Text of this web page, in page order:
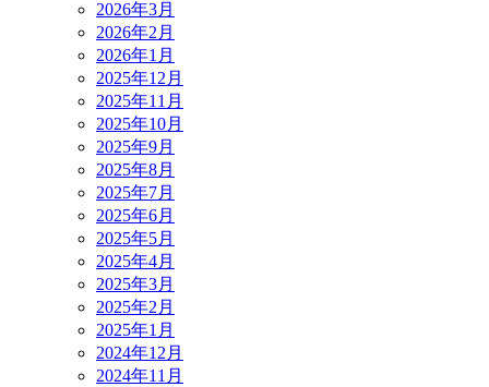
2026年3月
2026年2月
2026年1月
2025年12月
2025年11月
2025年10月
2025年9月
2025年8月
2025年7月
2025年6月
2025年5月
2025年4月
2025年3月
2025年2月
2025年1月
2024年12月
2024年11月